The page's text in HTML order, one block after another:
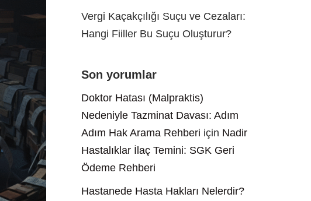
Vergi Kaçakçılığı Suçu ve Cezaları:
Hangi Fiiller Bu Suçu Oluşturur?
Son yorumlar
Doktor Hatası (Malpraktis)
Nedeniyle Tazminat Davası: Adım
Adım Hak Arama Rehberi için Nadir
Hastalıklar İlaç Temini: SGK Geri
Ödeme Rehberi
Hastanede Hasta Hakları Nelerdir?